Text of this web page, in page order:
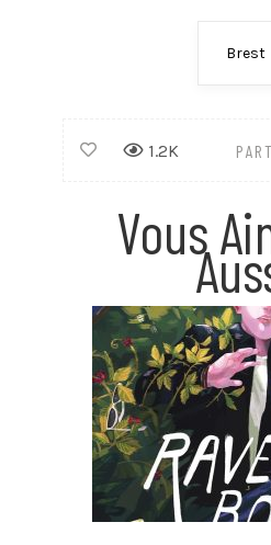
Brest
1.2K
Vous